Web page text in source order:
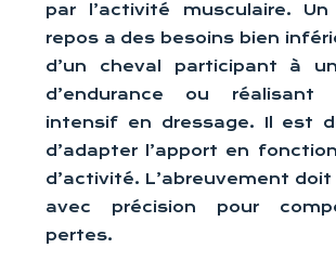
par l’activité musculaire.
repos a des besoins bien
d’un cheval participant à
d’endurance ou réalisant
intensif en dressage. Il est
d’adapter l’apport en
d’activité. L’abreuvement
avec précision pour
pertes.